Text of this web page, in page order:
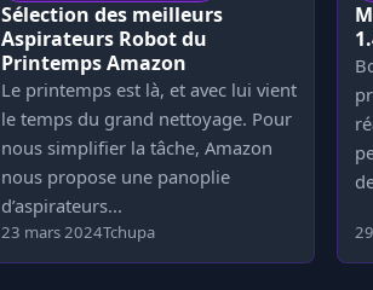
Sélection des meilleurs
Aspirateurs Robot du
Printemps Amazon
Le printemps est là, et avec lui vient
le temps du grand nettoyage. Pour
nous simplifier la tâche, Amazon
nous propose une panoplie
d’aspirateurs...
23 mars 2024Tchupa